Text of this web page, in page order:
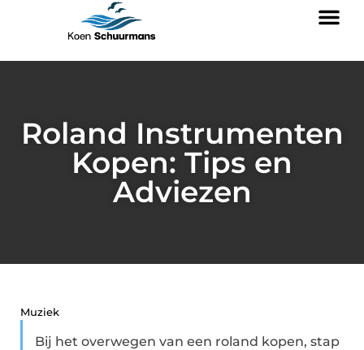
Roland Instrumenten
Kopen: Tips en
Adviezen
Muziek
Bij het overwegen van een roland kopen, stap